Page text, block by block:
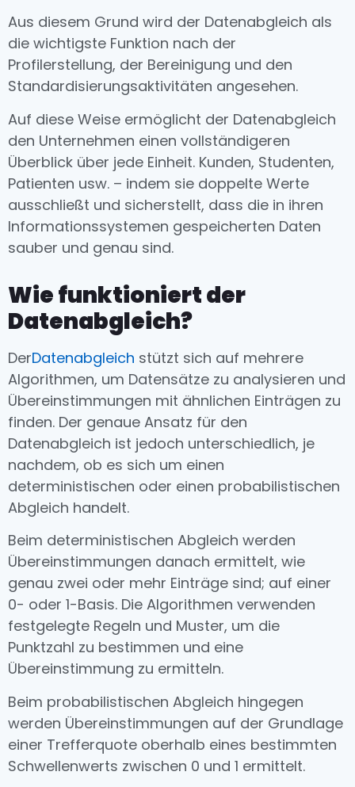
Aus diesem Grund wird der Datenabgleich als
die wichtigste Funktion nach der
Profilerstellung, der Bereinigung und den
Standardisierungsaktivitäten angesehen.
Auf diese Weise ermöglicht der Datenabgleich
den Unternehmen einen vollständigeren
Überblick über jede Einheit. Kunden, Studenten,
Patienten usw. – indem sie doppelte Werte
ausschließt und sicherstellt, dass die in ihren
Informationssystemen gespeicherten Daten
sauber und genau sind.
Wie funktioniert der
Datenabgleich?
DerDatenabgleich stützt sich auf mehrere
Algorithmen, um Datensätze zu analysieren und
Übereinstimmungen mit ähnlichen Einträgen zu
finden. Der genaue Ansatz für den
Datenabgleich ist jedoch unterschiedlich, je
nachdem, ob es sich um einen
deterministischen oder einen probabilistischen
Abgleich handelt.
Beim deterministischen Abgleich werden
Übereinstimmungen danach ermittelt, wie
genau zwei oder mehr Einträge sind; auf einer
0- oder 1-Basis. Die Algorithmen verwenden
festgelegte Regeln und Muster, um die
Punktzahl zu bestimmen und eine
Übereinstimmung zu ermitteln.
Beim probabilistischen Abgleich hingegen
werden Übereinstimmungen auf der Grundlage
einer Trefferquote oberhalb eines bestimmten
Schwellenwerts zwischen 0 und 1 ermittelt.